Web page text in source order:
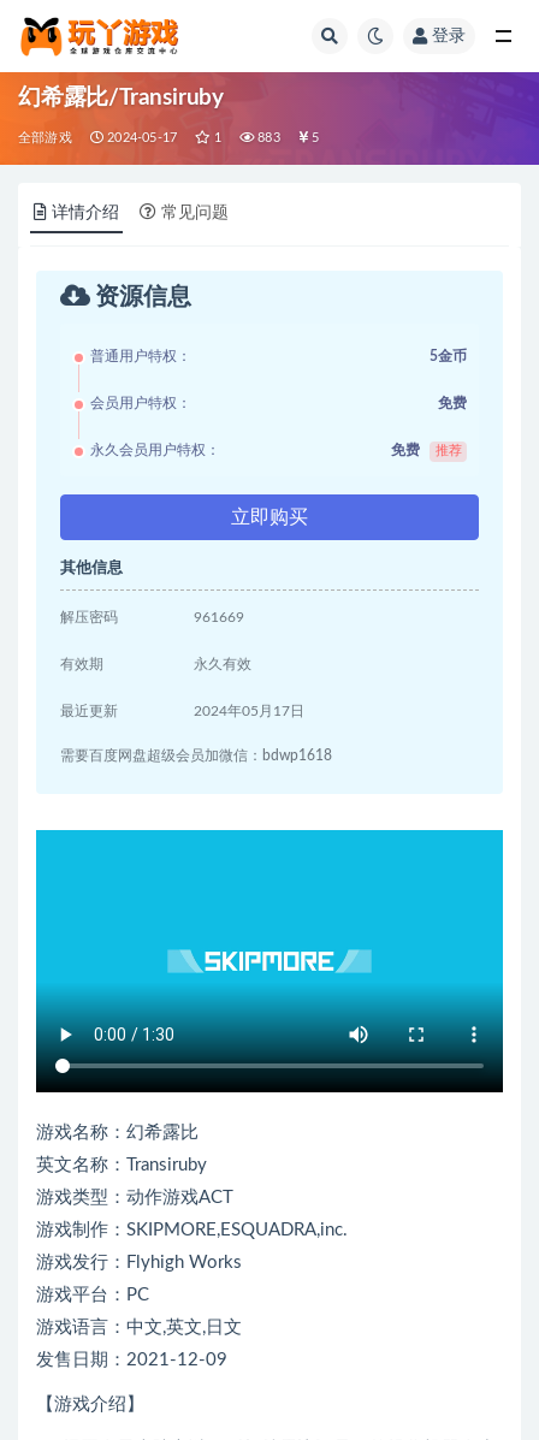
登录
幻希露比/Transiruby
全部游戏 2024-05-17 1 883 5
详情介绍 常见问题
资源信息
普通用户特权： 5金币
会员用户特权： 免费
永久会员用户特权： 免费 推荐
立即购买
其他信息
解压密码 961669
有效期 永久有效
最近更新 2024年05月17日
需要百度网盘超级会员加微信：bdwp1618
游戏名称：幻希露比
英文名称：Transiruby
游戏类型：动作游戏ACT
游戏制作：SKIPMORE,ESQUADRA,inc.
游戏发行：Flyhigh Works
游戏平台：PC
游戏语言：中文,英文,日文
发售日期：2021-12-09
【游戏介绍】